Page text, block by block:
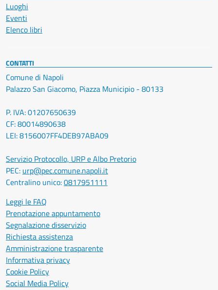
Luoghi
Eventi
Elenco libri
CONTATTI
Comune di Napoli
Palazzo San Giacomo, Piazza Municipio - 80133
P. IVA: 01207650639
CF: 80014890638
LEI: 8156007FF4DEB97ABA09
Servizio Protocollo, URP e Albo Pretorio
PEC: urp@pec.comune.napoli.it
Centralino unico:0817951111
Leggi le FAQ
Prenotazione appuntamento
Segnalazione disservizio
Richiesta assistenza
Amministrazione trasparente
Informativa privacy
Cookie Policy
Social Media Policy